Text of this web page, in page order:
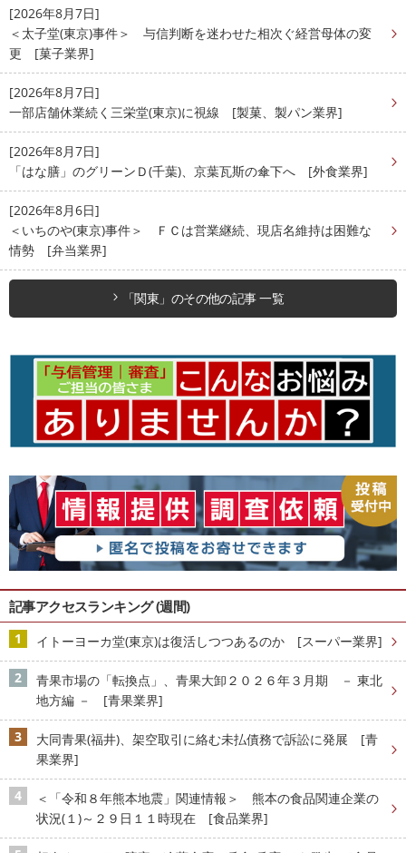
[2026年8月7日]
＜太子堂(東京)事件＞ 与信判断を迷わせた相次ぐ経営母体の変
更 [菓子業界]
[2026年8月7日]
一部店舗休業続く三栄堂(東京)に視線 [製菓、製パン業界]
[2026年8月7日]
「はな膳」のグリーンＤ(千葉)、京葉瓦斯の傘下へ [外食業界]
[2026年8月6日]
＜いちのや(東京)事件＞ ＦＣは営業継続、現店名維持は困難な
情勢 [弁当業界]
「関東」のその他の記事 一覧
記事アクセスランキング (週間)
イトーヨーカ堂(東京)は復活しつつあるのか [スーパー業界]
青果市場の「転換点」、青果大卸２０２６年３月期 － 東北
地方編 － [青果業界]
大同青果(福井)、架空取引に絡む未払債務で訴訟に発展 [青
果業界]
＜「令和８年熊本地震」関連情報＞ 熊本の食品関連企業の
状況(１)～２９日１１時現在 [食品業界]